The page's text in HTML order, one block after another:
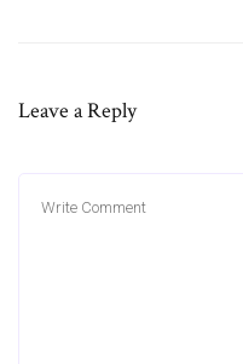
Leave a Reply